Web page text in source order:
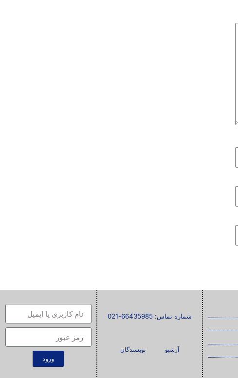
شماره تماس: 66435985-021
آرشیو نویسندگان
ورود